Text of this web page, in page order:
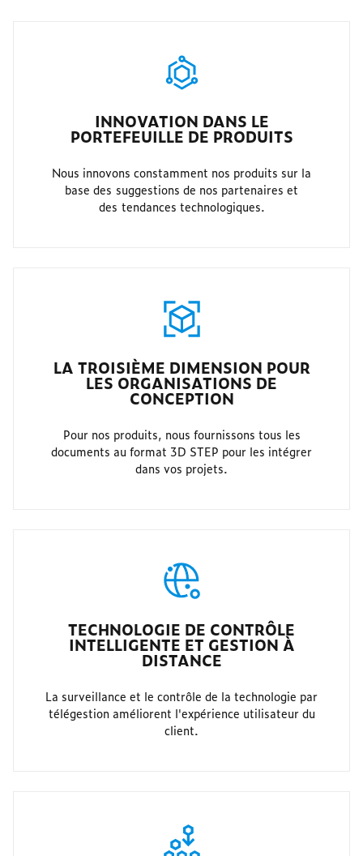
INNOVATION DANS LE
PORTEFEUILLE DE PRODUITS
Nous innovons constamment nos produits sur la
base des suggestions de nos partenaires et
des tendances technologiques.
LA TROISIÈME DIMENSION POUR
LES ORGANISATIONS DE
CONCEPTION
Pour nos produits, nous fournissons tous les
documents au format 3D STEP pour les intégrer
dans vos projets.
TECHNOLOGIE DE CONTRÔLE
INTELLIGENTE ET GESTION À
DISTANCE
La surveillance et le contrôle de la technologie par
télégestion améliorent l'expérience utilisateur du
client.